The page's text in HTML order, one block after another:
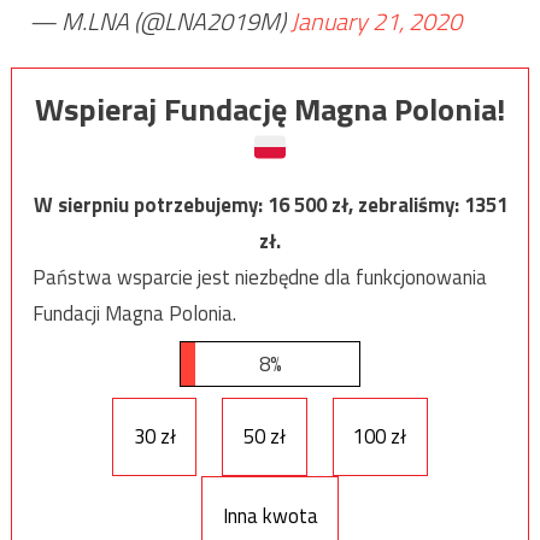
— M.LNA (@LNA2019M)January 21, 2020
Wspieraj Fundację Magna Polonia!
W sierpniu potrzebujemy:16 500zł, zebraliśmy:1351
zł.
Państwa wsparcie jest niezbędne dla funkcjonowania
Fundacji Magna Polonia.
8%
30 zł 50 zł 100 zł
Inna kwota